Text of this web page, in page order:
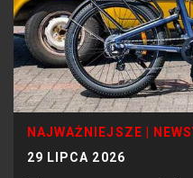
NAJWAŻNIEJSZE
29 LIPCA 2026